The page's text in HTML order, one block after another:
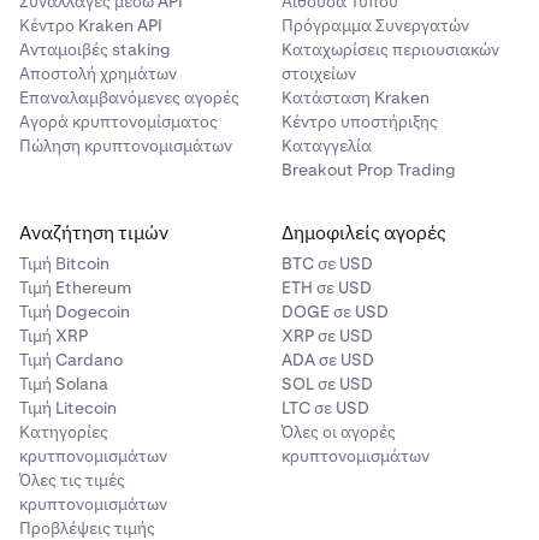
* Για συμβόλαια Multi-M, το
haircutεφαρμόζεται σε μη
πραγματοποιηθέν Κέρδος και Ζημία εκτός USD
- Margin Value Haircuts =
- Margin Acc. Value σε USD μετά το haircut = (0,48 *
40.400) + (0,94 * 3.000) = 22.212 $ USD
- Κέρδος ή ζημία σε νόμισμα αναφοράς = (Τιμή εξόδου
παραγώγων - Τιμή εισόδου παραγώγων) * Μέγεθος
• Αξία χαρτοφυλακίου = 22.212 + 402 = 22.614 $ USD
Επομένως, πραγματική μόχλευση = (40.402) / (22.614) =
1,786592376403998, την οποία η διεπαφή θα
περικόψει σε μόχλευση 1,78x.
Κέντρο Kraken API
Ανταμοιβές staking
Αποστολή χρημάτων
Επαναλαμβανόμενες αγορές
Αγορά κρυπτονομίσματος
Πώληση κρυπτονομισμάτων
Πρόγραμμα Συνεργατών
Καταχωρίσεις περιουσιακών
στοιχείων
Κατάσταση Kraken
Κέντρο υποστήριξης
Καταγγελία
Breakout Prop Trading
Αναζήτηση τιμών
Τιμή Βitcoin
Τιμή Ethereum
Τιμή Dogecoin
Τιμή XRP
Τιμή Cardano
Τιμή Solana
Τιμή Litecoin
Κατηγορίες
κρυτπονομισμάτων
Όλες τις τιμές
κρυπτονομισμάτων
Προβλέψεις τιμής
Δημοφιλείς αγορές
BTC σε USD
ETH σε USD
DOGE σε USD
XRP σε USD
ADA σε USD
SOL σε USD
LTC σε USD
Όλες οι αγορές
κρυπτονομισμάτων